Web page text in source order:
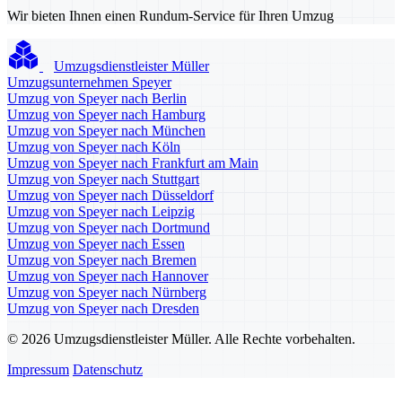
Wir bieten Ihnen einen Rundum-Service für Ihren Umzug
Umzugsdienstleister Müller
Umzugsunternehmen Speyer
Umzug von Speyer nach Berlin
Umzug von Speyer nach Hamburg
Umzug von Speyer nach München
Umzug von Speyer nach Köln
Umzug von Speyer nach Frankfurt am Main
Umzug von Speyer nach Stuttgart
Umzug von Speyer nach Düsseldorf
Umzug von Speyer nach Leipzig
Umzug von Speyer nach Dortmund
Umzug von Speyer nach Essen
Umzug von Speyer nach Bremen
Umzug von Speyer nach Hannover
Umzug von Speyer nach Nürnberg
Umzug von Speyer nach Dresden
© 2026 Umzugsdienstleister Müller. Alle Rechte vorbehalten.
Impressum Datenschutz